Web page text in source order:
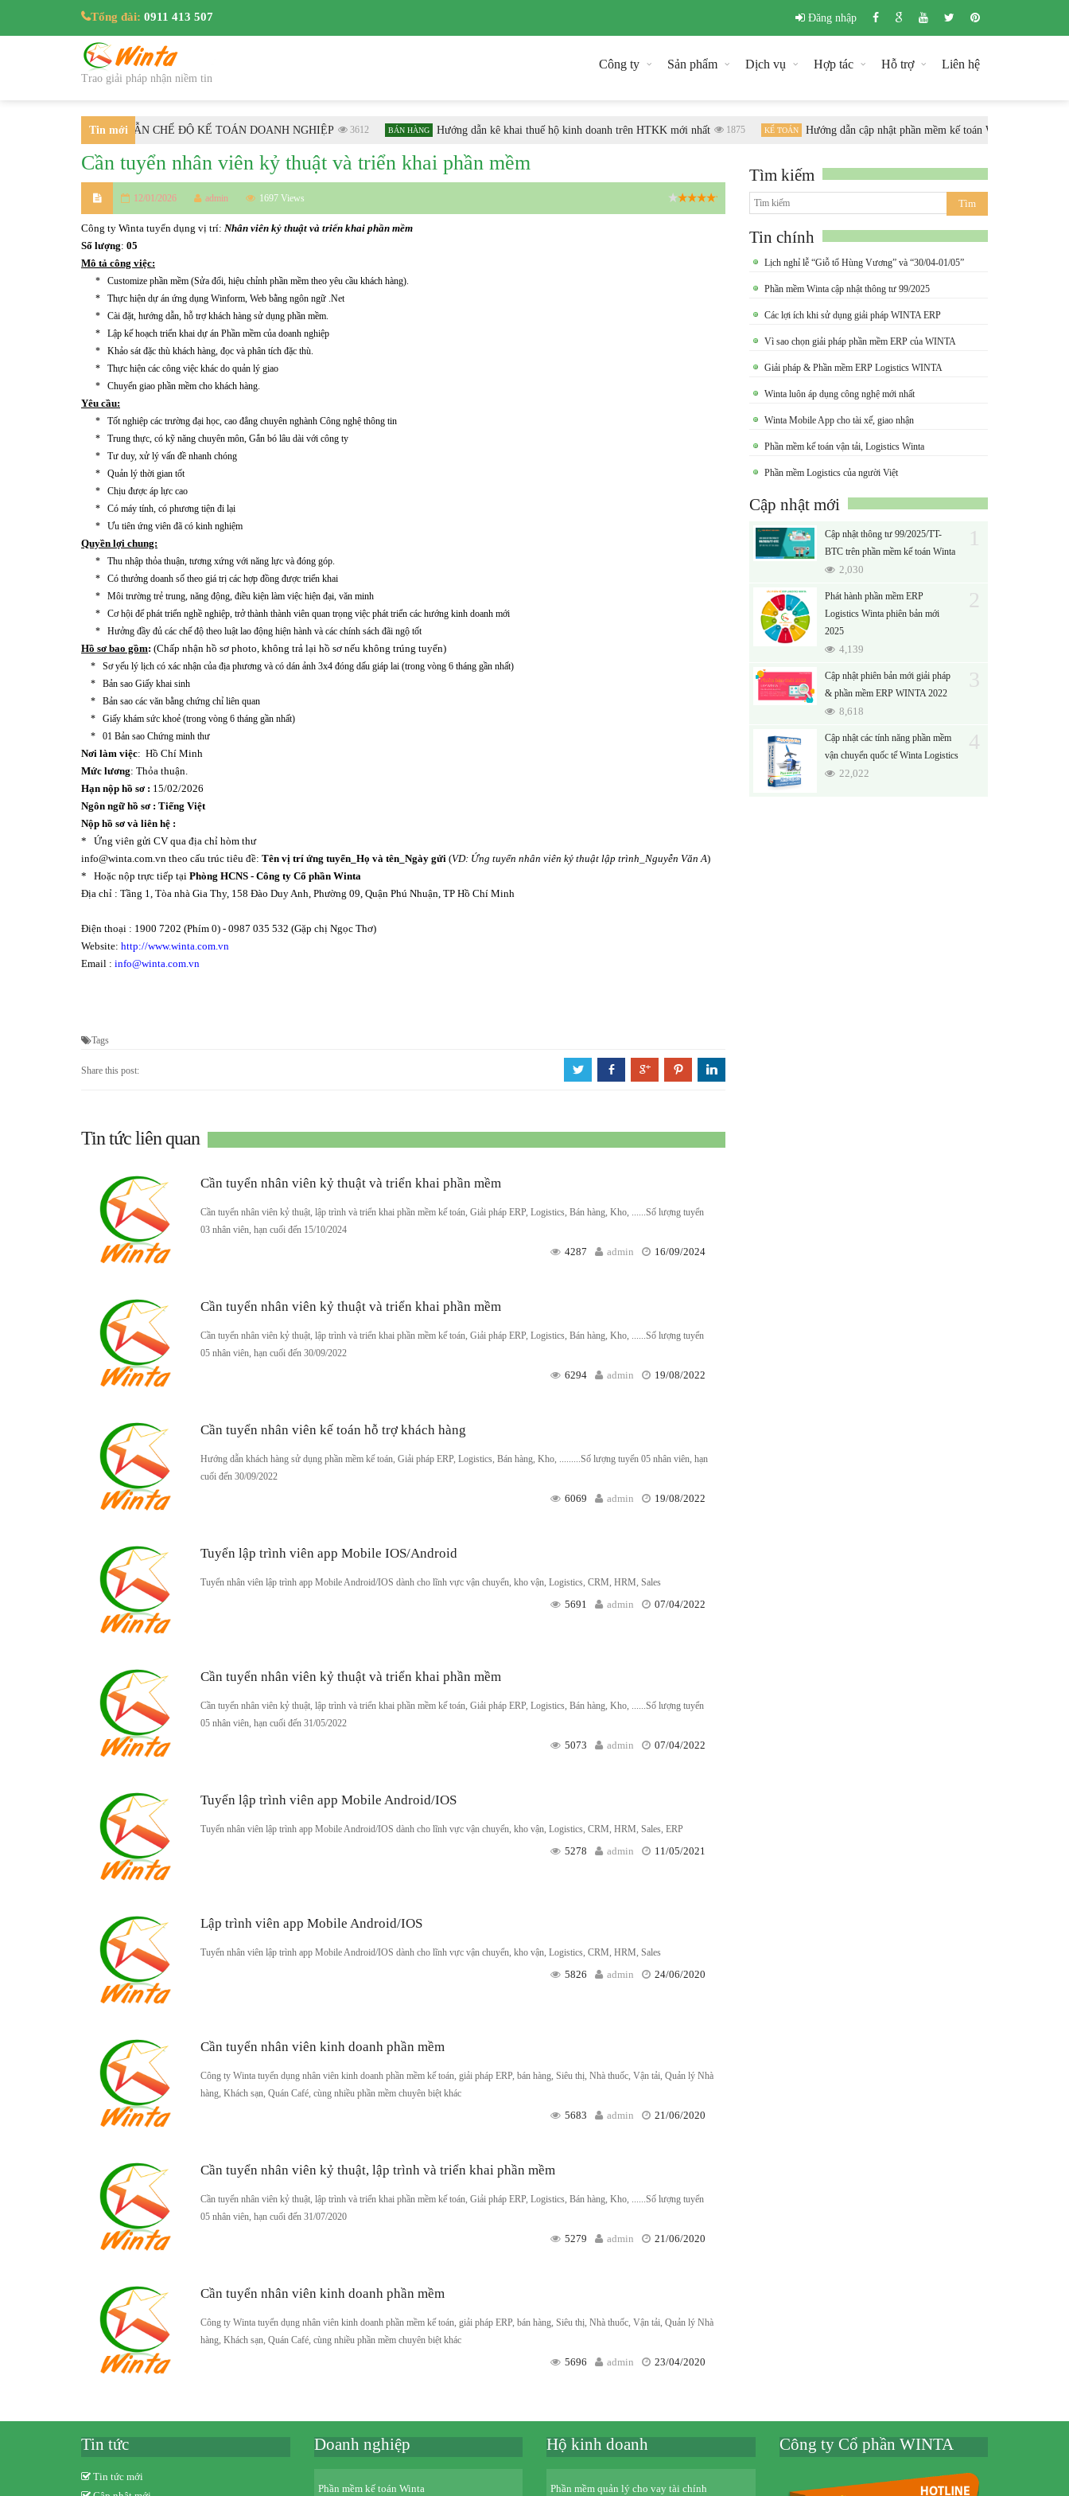
Tổng đài: 0911 413 507 Đăng nhập
Trao giải pháp nhận niềm tin
Công ty Sản phẩm Dịch vụ Hợp tác Hỗ trợ Liên hệ
Tin mới
nhất
TT-BTC HƯỚNG DẪN CHẾ ĐỘ KẾ TOÁN DOANH NGHIỆP 3612 BÁN HÀNG Hướng dẫn kê khai thuế hộ kinh doanh trên HTKK mới nhất 1875 KẾ TOÁN Hướng dẫn cập nhật phần mềm kế toán Winta theo chuẩn
Cần tuyển nhân viên kỷ thuật và triển khai phần mềm
12/01/2026 admin
1697 Views
Công ty Winta tuyển dụng vị trí: Nhân viên kỷ thuật và triển khai phần mềm
Số lượng: 05
Mô tả công việc:
* Customize phần mềm (Sửa đổi, hiệu chỉnh phần mềm theo yêu cầu khách hàng).
* Thực hiện dự án ứng dụng Winform, Web bằng ngôn ngữ .Net
* Cài đặt, hướng dẫn, hỗ trợ khách hàng sử dụng phần mềm.
* Lập kế hoạch triển khai dự án Phần mềm của doanh nghiệp
* Khảo sát đặc thù khách hàng, đọc và phân tích đặc thù.
* Thực hiện các công việc khác do quản lý giao
* Chuyển giao phần mềm cho khách hàng.
Yêu cầu:
* Tốt nghiệp các trường đại học, cao đẳng chuyên nghành Công nghệ thông tin
* Trung thực, có kỹ năng chuyên môn, Gắn bó lâu dài với công ty
* Tư duy, xử lý vấn đề nhanh chóng
* Quản lý thời gian tốt
* Chịu được áp lực cao
* Có máy tính, có phương tiện đi lại
* Ưu tiên ứng viên đã có kinh nghiệm
Quyền lợi chung:
* Thu nhập thỏa thuận, tương xứng với năng lực và đóng góp.
* Có thưởng doanh số theo giá trị các hợp đồng được triển khai
* Môi trường trẻ trung, năng động, điều kiện làm việc hiện đại, văn minh
* Cơ hội để phát triển nghề nghiệp, trở thành thành viên quan trọng việc phát triển các hướng kinh doanh mới
* Hưởng đầy đủ các chế độ theo luật lao động hiện hành và các chính sách đãi ngộ tốt
Hồ sơ bao gồm: (Chấp nhận hồ sơ photo, không trả lại hồ sơ nếu không trúng tuyển)
* Sơ yếu lý lịch có xác nhận của địa phương và có dán ảnh 3x4 đóng dấu giáp lai (trong vòng 6 tháng gần nhất)
* Bản sao Giấy khai sinh
* Bản sao các văn bằng chứng chỉ liên quan
* Giấy khám sức khoẻ (trong vòng 6 tháng gần nhất)
* 01 Bản sao Chứng minh thư
Nơi làm việc: Hồ Chí Minh
Mức lương: Thỏa thuận.
Hạn nộp hồ sơ : 15/02/2026
Ngôn ngữ hồ sơ : Tiếng Việt
Nộp hồ sơ và liên hệ :
* Ứng viên gửi CV qua địa chỉ hòm thư
info@winta.com.vn theo cấu trúc tiêu đề: Tên vị trí ứng tuyển_Họ và tên_Ngày gửi (VD: Ứng tuyển nhân viên kỷ thuật lập trình_Nguyễn Văn A)
* Hoặc nộp trực tiếp tại Phòng HCNS - Công ty Cổ phần Winta
Địa chỉ : Tầng 1, Tòa nhà Gia Thy, 158 Đào Duy Anh, Phường 09, Quận Phú Nhuận, TP Hồ Chí Minh
Điện thoại : 1900 7202 (Phím 0) - 0987 035 532 (Gặp chị Ngọc Thơ)
Website: http://www.winta.com.vn
Email : info@winta.com.vn
Tags
Share this post: a b c d j
Tin tức liên quan
Cần tuyển nhân viên kỷ thuật và triển khai phần mềm
Cần tuyển nhân viên kỷ thuật, lập trình và triển khai phần mềm kế toán, Giải pháp ERP, Logistics, Bán hàng, Kho, ......Số lượng tuyển
03 nhân viên, hạn cuối đến 15/10/2024
16/09/2024
admin
4287
Cần tuyển nhân viên kỷ thuật và triển khai phần mềm
Cần tuyển nhân viên kỷ thuật, lập trình và triển khai phần mềm kế toán, Giải pháp ERP, Logistics, Bán hàng, Kho, ......Số lượng tuyển
05 nhân viên, hạn cuối đến 30/09/2022
19/08/2022
admin
6294
Cần tuyển nhân viên kế toán hỗ trợ khách hàng
Hướng dẫn khách hàng sử dụng phần mềm kế toán, Giải pháp ERP, Logistics, Bán hàng, Kho, .........Số lượng tuyển 05 nhân viên, hạn
cuối đến 30/09/2022
19/08/2022
admin
6069
Tuyển lập trình viên app Mobile IOS/Android
Tuyển nhân viên lập trình app Mobile Android/IOS dành cho lĩnh vực vận chuyển, kho vận, Logistics, CRM, HRM, Sales
07/04/2022
admin
5691
Cần tuyển nhân viên kỷ thuật và triển khai phần mềm
Cần tuyển nhân viên kỷ thuật, lập trình và triển khai phần mềm kế toán, Giải pháp ERP, Logistics, Bán hàng, Kho, ......Số lượng tuyển
05 nhân viên, hạn cuối đến 31/05/2022
07/04/2022
admin
5073
Tuyển lập trình viên app Mobile Android/IOS
Tuyển nhân viên lập trình app Mobile Android/IOS dành cho lĩnh vực vận chuyển, kho vận, Logistics, CRM, HRM, Sales, ERP
11/05/2021
admin
5278
Lập trình viên app Mobile Android/IOS
Tuyển nhân viên lập trình app Mobile Android/IOS dành cho lĩnh vực vận chuyển, kho vận, Logistics, CRM, HRM, Sales
24/06/2020
admin
5826
Cần tuyển nhân viên kinh doanh phần mềm
Công ty Winta tuyển dụng nhân viên kinh doanh phần mềm kế toán, giải pháp ERP, bán hàng, Siêu thị, Nhà thuốc, Vận tải, Quản lý Nhà
hàng, Khách sạn, Quán Café, cùng nhiều phần mềm chuyên biệt khác
21/06/2020
admin
5683
Cần tuyển nhân viên kỷ thuật, lập trình và triển khai phần mềm
Cần tuyển nhân viên kỷ thuật, lập trình và triển khai phần mềm kế toán, Giải pháp ERP, Logistics, Bán hàng, Kho, ......Số lượng tuyển
05 nhân viên, hạn cuối đến 31/07/2020
21/06/2020
admin
5279
Cần tuyển nhân viên kinh doanh phần mềm
Công ty Winta tuyển dụng nhân viên kinh doanh phần mềm kế toán, giải pháp ERP, bán hàng, Siêu thị, Nhà thuốc, Vận tải, Quản lý Nhà
hàng, Khách sạn, Quán Café, cùng nhiều phần mềm chuyên biệt khác
23/04/2020
admin
5696
Tìm kiếm
Tin chính
Lịch nghỉ lễ “Giỗ tổ Hùng Vương” và “30/04-01/05”
Phần mềm Winta cập nhật thông tư 99/2025
Các lợi ích khi sử dụng giải pháp WINTA ERP
Vì sao chọn giải pháp phần mềm ERP của WINTA
Giải pháp & Phần mềm ERP Logistics WINTA
Winta luôn áp dụng công nghệ mới nhất
Winta Mobile App cho tài xế, giao nhận
Phần mềm kế toán vận tải, Logistics Winta
Phần mềm Logistics của người Việt
Cập nhật mới
Cập nhật thông tư 99/2025/TT-
BTC trên phần mềm kế toán Winta
2,030
1
Phát hành phần mềm ERP
Logistics Winta phiên bản mới
2025
4,139
2
Cập nhật phiên bản mới giải pháp
& phần mềm ERP WINTA 2022
8,618
3
Cập nhật các tính năng phần mềm
vận chuyển quốc tế Winta Logistics
22,022
4
Tin tức
Tin tức mới
Doanh nghiệp
Phần mềm kế toán Winta
Hộ kinh doanh
Phần mềm quản lý cho vay tài chính
Công ty Cổ phần WINTA